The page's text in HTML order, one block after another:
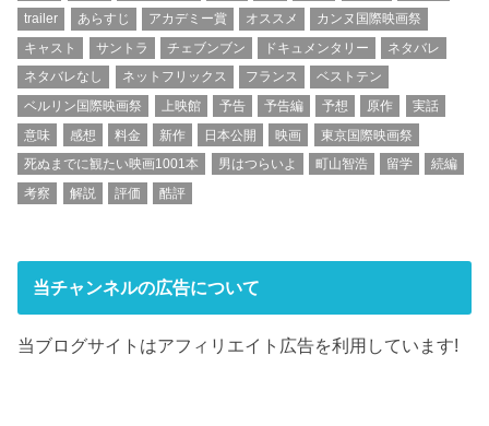
trailer
あらすじ アカデミー賞 オススメ
カンヌ国際映画祭
キャスト
サントラ チェブンブン ドキュメンタリー
ネタバレ
ネタバレなし
ネットフリックス フランス
ベストテン
ベルリン国際映画祭
上映館 予告 予告編 予想 原作
実話
意味
感想 料金 新作 日本公開 映画
東京国際映画祭
死ぬまでに観たい映画1001本
男はつらいよ 町山智浩 留学
続編
考察
解説 評価 酷評
当チャンネルの広告について
当ブログサイトはアフィリエイト広告を利用しています!